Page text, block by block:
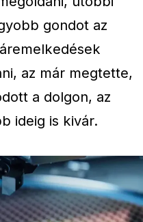
gondot az
az már megtette,
a dolgon, az
ideig is kivár.